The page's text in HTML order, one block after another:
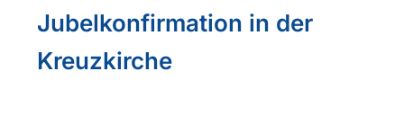
Jubelkonfirmation in der
Kreuzkirche